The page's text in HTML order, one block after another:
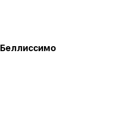
Беллиссимо